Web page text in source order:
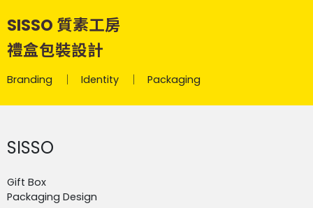
SISSO 質素工房
禮盒包裝設計
Branding Identity Packaging
SISSO
Gift Box
Packaging Design